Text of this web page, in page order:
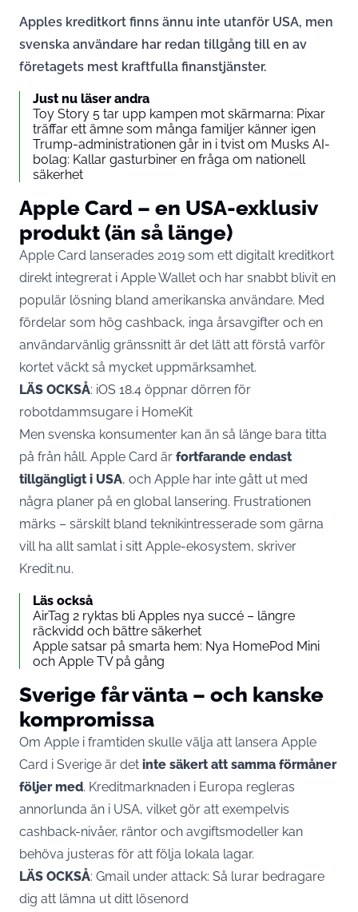
Apples kreditkort finns ännu inte utanför USA, men
svenska användare har redan tillgång till en av
företagets mest kraftfulla finanstjänster.
Just nu läser andra
Toy Story 5 tar upp kampen mot skärmarna: Pixar
träffar ett ämne som många familjer känner igen
Trump-administrationen går in i tvist om Musks AI-
bolag: Kallar gasturbiner en fråga om nationell
säkerhet
Apple Card – en USA-exklusiv
produkt (än så länge)
Apple Card lanserades 2019 som ett digitalt kreditkort
direkt integrerat i Apple Wallet och har snabbt blivit en
populär lösning bland amerikanska användare. Med
fördelar som hög cashback, inga årsavgifter och en
användarvänlig gränssnitt är det lätt att förstå varför
kortet väckt så mycket uppmärksamhet.
LÄS OCKSÅ: iOS 18.4 öppnar dörren för
robotdammsugare i HomeKit
Men svenska konsumenter kan än så länge bara titta
på från håll. Apple Card är fortfarande endast
tillgängligt i USA, och Apple har inte gått ut med
några planer på en global lansering. Frustrationen
märks – särskilt bland teknikintresserade som gärna
vill ha allt samlat i sitt Apple-ekosystem, skriver
Kredit.nu.
Läs också
AirTag 2 ryktas bli Apples nya succé – längre
räckvidd och bättre säkerhet
Apple satsar på smarta hem: Nya HomePod Mini
och Apple TV på gång
Sverige får vänta – och kanske
kompromissa
Om Apple i framtiden skulle välja att lansera Apple
Card i Sverige är det inte säkert att samma förmåner
följer med. Kreditmarknaden i Europa regleras
annorlunda än i USA, vilket gör att exempelvis
cashback-nivåer, räntor och avgiftsmodeller kan
behöva justeras för att följa lokala lagar.
LÄS OCKSÅ: Gmail under attack: Så lurar bedragare
dig att lämna ut ditt lösenord